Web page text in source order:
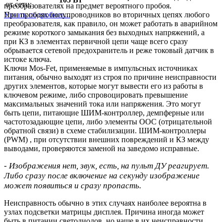
от сети:
Узнать подробнее...
преобразователях на предмет вероятного пробоя.
При пробоях полупроводников во вторичных цепях любого
преобразователя, как правило, он может работать в аварийном
режиме короткого замыкания без выходных напряжений, а
при КЗ в элементах первичной цепи чаще всего сразу
обрывается сетевой предохранитель и реже токовый датчик в
истоке ключа.
Ключи Mos-Fet, применяемые в импульсных источниках
питания, обычно выходят из строя по причине неисправности
других элементов, которые могут вывести его из работы в
ключевом режиме, либо спровоцировать превышение
максимальных значений тока или напряжения. Это могут
быть цепи, питающие ШИМ-контроллер, демпферные или
частотозадающие цепи, либо элементы ООС (отрицательной
обратной связи) в схеме стабилизации. ШИМ-контроллеры
(PWM) , при отсутствии внешних повреждений и КЗ между
выводами, проверяются заменой на заведомо исправные.
- Изображения нет, звук, есть, на пульт ДУ реагирует.
Либо сразу после включение на секунду изображение
может появиться и сразу пропасть.
Неисправность обычно в этих случаях наиболее вероятна в
узлах подсветки матрицы дисплея. Причина иногда может